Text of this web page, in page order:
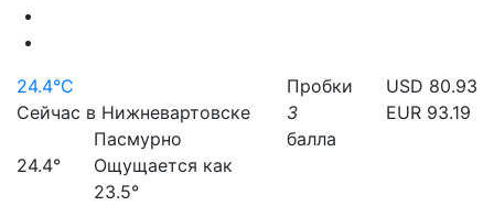
24.4°C
Сейчас в Нижневартовске
24.4°
Пасмурно
Ощущается как
23.5°
Пробки
3
балла
USD 80.93
EUR 93.19